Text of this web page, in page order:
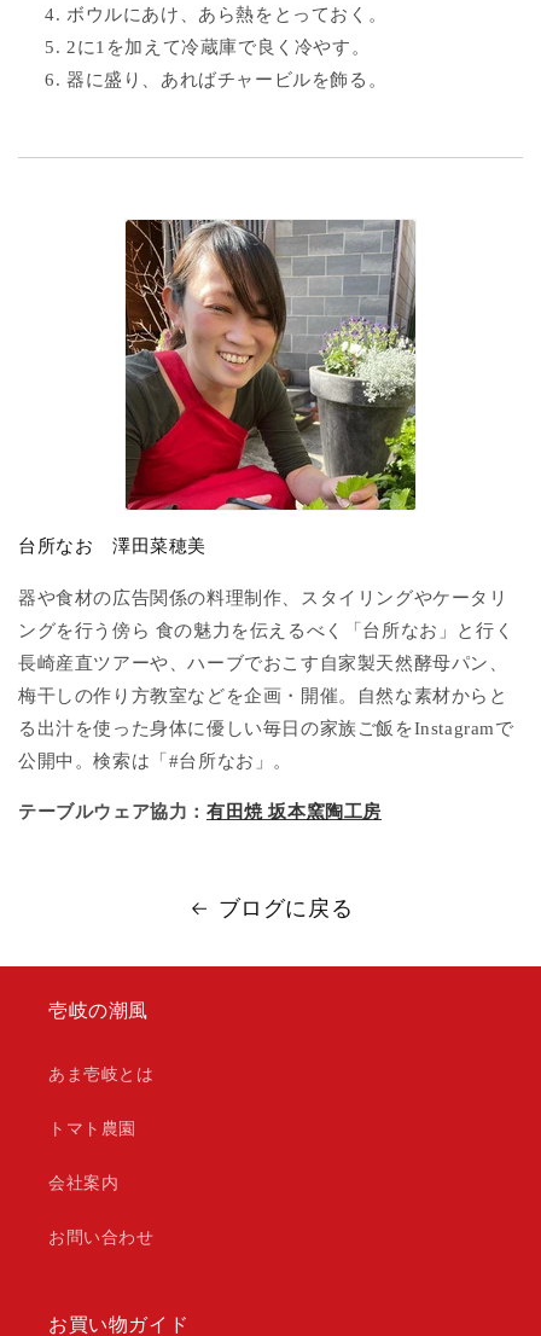
ボウルにあけ、あら熱をとっておく。
2に1を加えて冷蔵庫で良く冷やす。
器に盛り、あればチャービルを飾る。
台所なお 澤田菜穂美
器や食材の広告関係の料理制作、スタイリングやケータリ
ングを行う傍ら 食の魅力を伝えるべく「台所なお」と行く
長崎産直ツアーや、ハーブでおこす自家製天然酵母パン、
梅干しの作り方教室などを企画・開催。自然な素材からと
る出汁を使った身体に優しい毎日の家族ご飯をInstagramで
公開中。検索は「#台所なお」。
テーブルウェア協力： 有田焼 坂本窯陶工房
ブログに戻る
壱岐の潮風
あま壱岐とは
トマト農園
会社案内
お問い合わせ
お買い物ガイド